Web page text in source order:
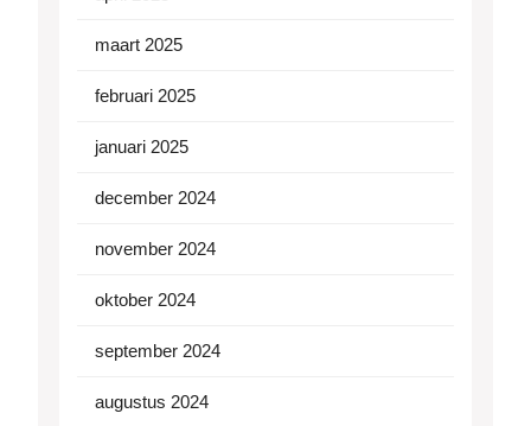
maart 2025
februari 2025
januari 2025
december 2024
november 2024
oktober 2024
september 2024
augustus 2024